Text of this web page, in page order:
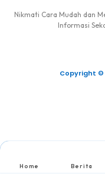
Nikmati Cara Mudah dan
Informasi
Copyright ©
Home Berita